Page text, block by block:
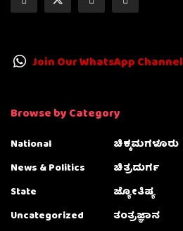
Join Our WhatsApp Channel
Browse by Category
National
News & Politics
State
Uncategorized
ಚಿಕ್ಕಮಗಳೂರು
ಚಿತ್ರದುರ್ಗ
ಜ್ಯೋತಿಷ್ಯ
ತಂತ್ರಜ್ಞಾನ